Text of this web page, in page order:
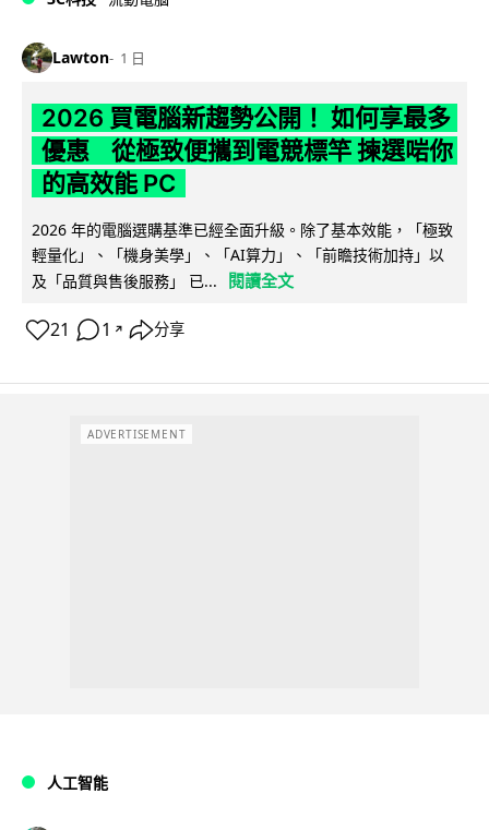
Lawton 1 日
2026 買電腦新趨勢公開！ 如何享最多
優惠 從極致便攜到電競標竿 揀選啱你
的高效能 PC
2026 年的電腦選購基準已經全面升級。除了基本效能，「極致
輕量化」、「機身美學」、「AI算力」、「前瞻技術加持」以
及「品質與售後服務」 已...
閱讀全文
21 1 ↗ 分享
ADVERTISEMENT
人工智能